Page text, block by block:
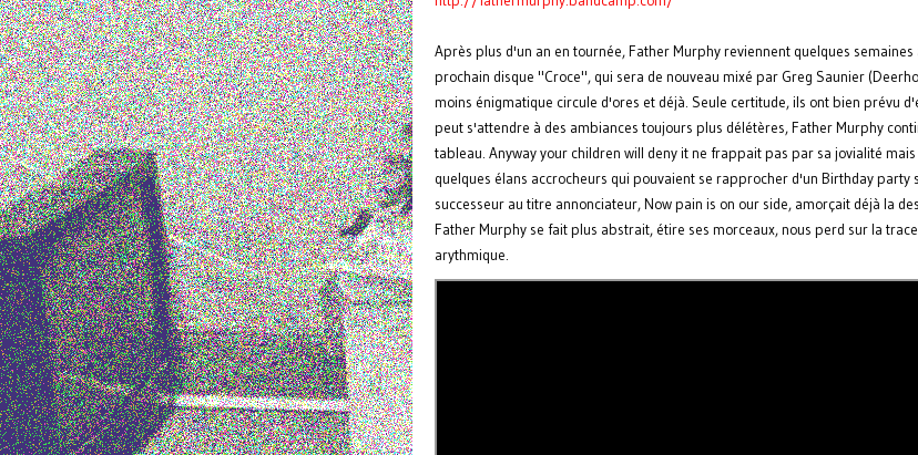
Après plus d'un an en tournée, Father Murphy reviennent quelques
prochain disque "Croce", qui sera de nouveau mixé par Greg Saunier
moins énigmatique circule d'ores et déjà. Seule certitude, ils ont bien prévu
peut s'attendre à des ambiances toujours plus délétères, Father Murphy
tableau. Anyway your children will deny it ne frappait pas par sa jovialité
quelques élans accrocheurs qui pouvaient se rapprocher d'un Birthday party
successeur au titre annonciateur, Now pain is on our side, amorçait déjà la
Father Murphy se fait plus abstrait, étire ses morceaux, nous perd sur la
arythmique.